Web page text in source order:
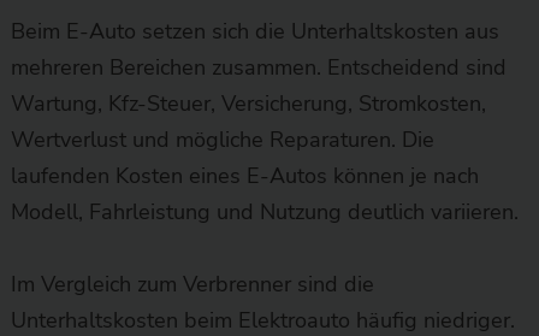
Beim E-Auto setzen sich die Unterhaltskosten aus
mehreren Bereichen zusammen. Entscheidend sind
Wartung, Kfz-Steuer, Versicherung, Stromkosten,
Wertverlust und mögliche Reparaturen. Die
laufenden Kosten eines E-Autos können je nach
Modell, Fahrleistung und Nutzung deutlich variieren.
Im Vergleich zum Verbrenner sind die
Unterhaltskosten beim Elektroauto häufig niedriger.